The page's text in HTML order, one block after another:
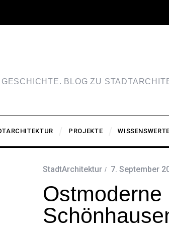
BLOG ZU
PROJEKTE
StadtArchitektur 7. September